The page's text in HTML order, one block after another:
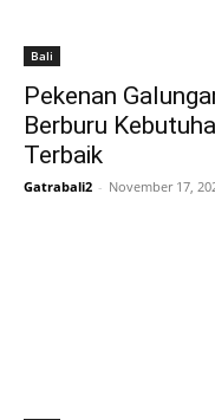
Bali
Pekenan
Berburu
Terbaik
Gatrabali2 - November 17,